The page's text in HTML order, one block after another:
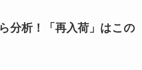
分析！「再入荷」はこの